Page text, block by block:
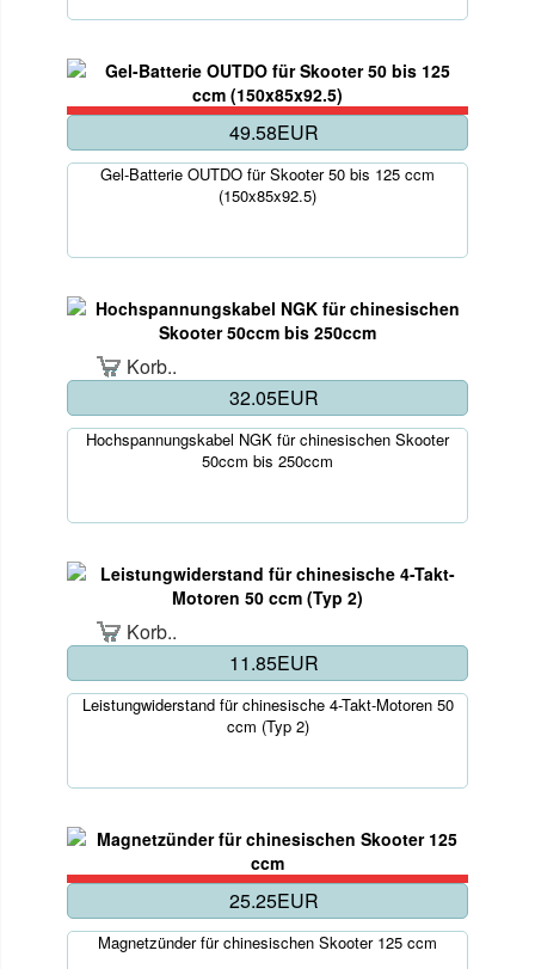
49.58EUR
Gel-Batterie OUTDO für Skooter 50 bis 125 ccm
(150x85x92.5)
Korb..
32.05EUR
Hochspannungskabel NGK für chinesischen Skooter
50ccm bis 250ccm
Korb..
11.85EUR
Leistungwiderstand für chinesische 4-Takt-Motoren 50
ccm (Typ 2)
25.25EUR
Magnetzünder für chinesischen Skooter 125 ccm